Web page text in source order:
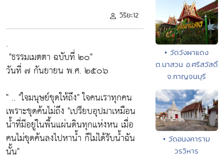
วิริยะ12
.
"ธรรมเมตตา ฉบับที่ ๒๐"
วันที่ ๗ กันยายน พ.ศ. ๒๕๐๖
" .. "ใจมนุษย์ขุดให้ถึง"ใจคนเราทุกคน
เพราะขุดค้นไม่ถึง "เปรียบอุปมาเหมือน
น้ำที่มีอยู่ในพื้นแผ่นดินทุกแห่งหน เมื่อ
คนไม่ขุดค้นลงไปหาน้ำ ก็ไม่ได้รับน้ำฉัน
นั้น"
• วัดวังผาแดง
ต.นาสวน อ.ศรีสวัสดิ์
จ.กาญจนบุรี
• วัดอนงคาราม
วรวิหาร